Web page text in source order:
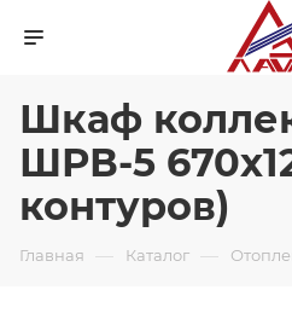
Шкаф
ШРВ-5
контуров)
Главная — Каталог —